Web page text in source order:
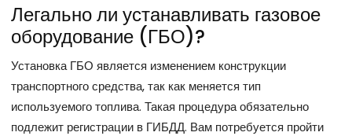
Легально ли устанавливать газовое
оборудование (ГБО)?
Установка ГБО является изменением конструкции
транспортного средства, так как меняется тип
используемого топлива. Такая процедура обязательно
подлежит регистрации в ГИБДД. Вам потребуется пройти